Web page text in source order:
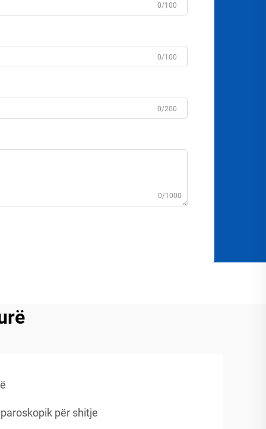
0/100
0/100
0/200
0/1000
për shitje